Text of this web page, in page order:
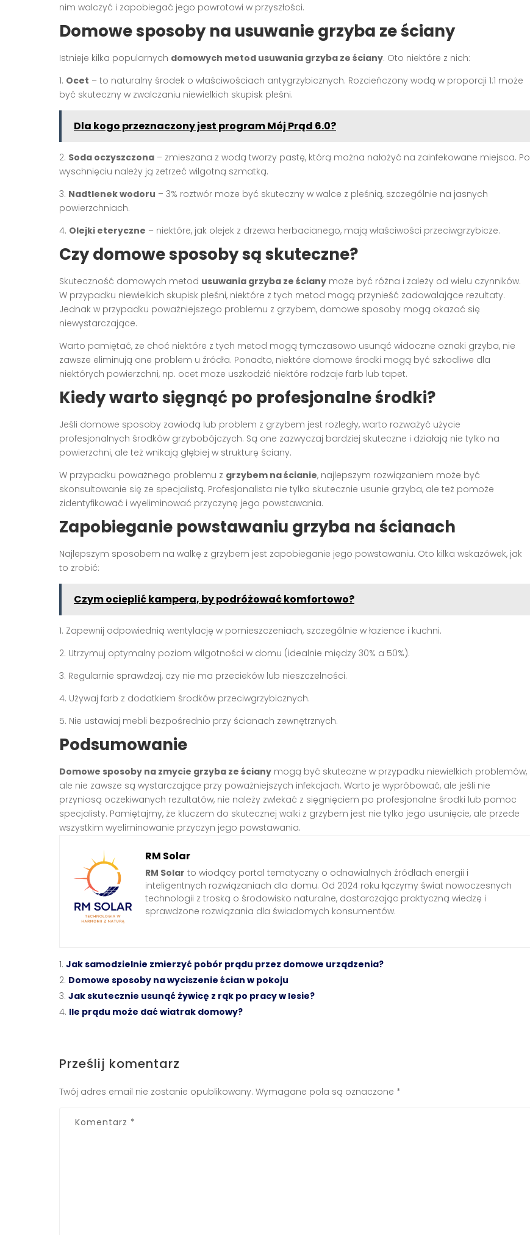
nim walczyć i zapobiegać jego powrotowi w przyszłości.
Domowe sposoby na usuwanie grzyba ze ściany
Istnieje kilka popularnych domowych metod usuwania grzyba ze ściany. Oto niektóre z nich:
1. Ocet – to naturalny środek o właściwościach antygrzybicznych. Rozcieńczony wodą w proporcji 1:1 może
być skuteczny w zwalczaniu niewielkich skupisk pleśni.
Dla kogo przeznaczony jest program Mój Prąd 6.0?
2. Soda oczyszczona – zmieszana z wodą tworzy pastę, którą można nałożyć na zainfekowane miejsca. Po
wyschnięciu należy ją zetrzeć wilgotną szmatką.
3. Nadtlenek wodoru – 3% roztwór może być skuteczny w walce z pleśnią, szczególnie na jasnych
powierzchniach.
4. Olejki eteryczne – niektóre, jak olejek z drzewa herbacianego, mają właściwości przeciwgrzybicze.
Czy domowe sposoby są skuteczne?
Skuteczność domowych metod usuwania grzyba ze ściany może być różna i zależy od wielu czynników.
W przypadku niewielkich skupisk pleśni, niektóre z tych metod mogą przynieść zadowalające rezultaty.
Jednak w przypadku poważniejszego problemu z grzybem, domowe sposoby mogą okazać się
niewystarczające.
Warto pamiętać, że choć niektóre z tych metod mogą tymczasowo usunąć widoczne oznaki grzyba, nie
zawsze eliminują one problem u źródła. Ponadto, niektóre domowe środki mogą być szkodliwe dla
niektórych powierzchni, np. ocet może uszkodzić niektóre rodzaje farb lub tapet.
Kiedy warto sięgnąć po profesjonalne środki?
Jeśli domowe sposoby zawiodą lub problem z grzybem jest rozległy, warto rozważyć użycie
profesjonalnych środków grzybobójczych. Są one zazwyczaj bardziej skuteczne i działają nie tylko na
powierzchni, ale też wnikają głębiej w strukturę ściany.
W przypadku poważnego problemu z grzybem na ścianie, najlepszym rozwiązaniem może być
skonsultowanie się ze specjalistą. Profesjonalista nie tylko skutecznie usunie grzyba, ale też pomoże
zidentyfikować i wyeliminować przyczynę jego powstawania.
Zapobieganie powstawaniu grzyba na ścianach
Najlepszym sposobem na walkę z grzybem jest zapobieganie jego powstawaniu. Oto kilka wskazówek, jak
to zrobić:
Czym ocieplić kampera, by podróżować komfortowo?
1. Zapewnij odpowiednią wentylację w pomieszczeniach, szczególnie w łazience i kuchni.
2. Utrzymuj optymalny poziom wilgotności w domu (idealnie między 30% a 50%).
3. Regularnie sprawdzaj, czy nie ma przecieków lub nieszczelności.
4. Używaj farb z dodatkiem środków przeciwgrzybicznych.
5. Nie ustawiaj mebli bezpośrednio przy ścianach zewnętrznych.
Podsumowanie
Domowe sposoby na zmycie grzyba ze ściany mogą być skuteczne w przypadku niewielkich problemów,
ale nie zawsze są wystarczające przy poważniejszych infekcjach. Warto je wypróbować, ale jeśli nie
przyniosą oczekiwanych rezultatów, nie należy zwlekać z sięgnięciem po profesjonalne środki lub pomoc
specjalisty. Pamiętajmy, że kluczem do skutecznej walki z grzybem jest nie tylko jego usunięcie, ale przede
wszystkim wyeliminowanie przyczyn jego powstawania.
RM Solar
RM Solar to wiodący portal tematyczny o odnawialnych źródłach energii i
inteligentnych rozwiązaniach dla domu. Od 2024 roku łączymy świat nowoczesnych
technologii z troską o środowisko naturalne, dostarczając praktyczną wiedzę i
sprawdzone rozwiązania dla świadomych konsumentów.
Jak samodzielnie zmierzyć pobór prądu przez domowe urządzenia?
Domowe sposoby na wyciszenie ścian w pokoju
Jak skutecznie usunąć żywicę z rąk po pracy w lesie?
Ile prądu może dać wiatrak domowy?
Prześlij komentarz
Twój adres email nie zostanie opublikowany. Wymagane pola są oznaczone *